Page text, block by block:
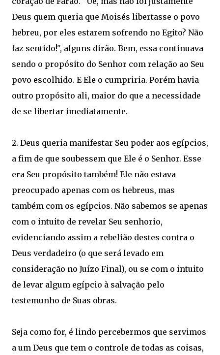
Deus quem queria que Moisés libertasse o povo
hebreu, por eles estarem sofrendo no Egito? Não
faz sentido!", alguns dirão. Bem, essa continuava
sendo o propósito do Senhor com relação ao Seu
povo escolhido. E Ele o cumpriria. Porém havia
outro propósito ali, maior do que a necessidade
de se libertar imediatamente.
2. Deus queria manifestar Seu poder aos egípcios,
a fim de que soubessem que Ele é o Senhor. Esse
era Seu propósito também! Ele não estava
preocupado apenas com os hebreus, mas
também com os egípcios. Não sabemos se apenas
com o intuito de revelar Seu senhorio,
evidenciando assim a rebelião destes contra o
Deus verdadeiro (o que será levado em
consideração no Juízo Final), ou se com o intuito
de levar algum egípcio à salvação pelo
testemunho de Suas obras.
Seja como for, é lindo percebermos que servimos
a um Deus que tem o controle de todas as coisas,